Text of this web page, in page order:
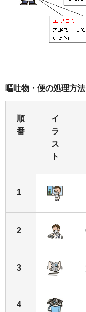
嘔吐物・便の処理方法
順
番
イ
ラ
ス
ト
1
2
3
4